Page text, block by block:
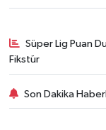
Süper Lig Puan
Fikstür
Son Dakika